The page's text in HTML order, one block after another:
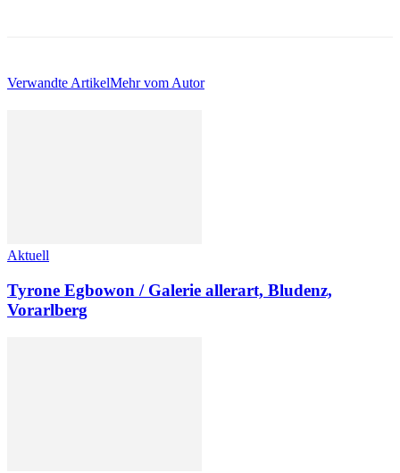
Verwandte ArtikelMehr vom Autor
Aktuell
Tyrone Egbowon / Galerie allerart, Bludenz,
Vorarlberg